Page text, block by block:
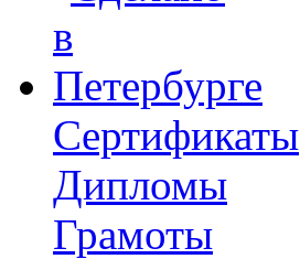
Сертификаты
Дипломы
Грамоты